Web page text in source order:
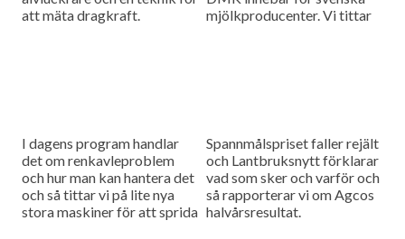
att mäta dragkraft.
mjölkproducenter. Vi tittar
I dagens program handlar
det om renkavleproblem
och hur man kan hantera det
och så tittar vi på lite nya
stora maskiner för att sprida
Spannmålspriset faller rejält
och Lantbruksnytt förklarar
vad som sker och varför och
så rapporterar vi om Agcos
halvårsresultat.